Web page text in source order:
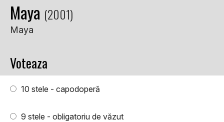
Maya (2001)
Maya
Voteaza
10 stele - capodoperă
9 stele - obligatoriu de văzut